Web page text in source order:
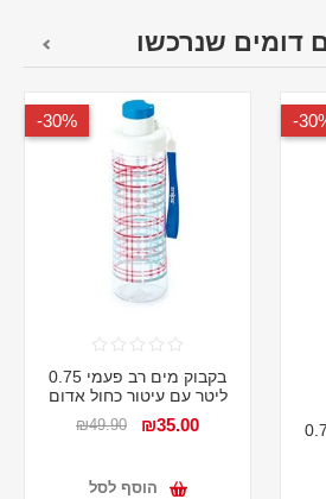
דומים שנרכשו
רב פעמי 0.75
30%-
בקבוק מים רב פעמי 0.75
ליטר עם עיטור כחול אדום
₪35.00
₪49.90
הוסף לסל